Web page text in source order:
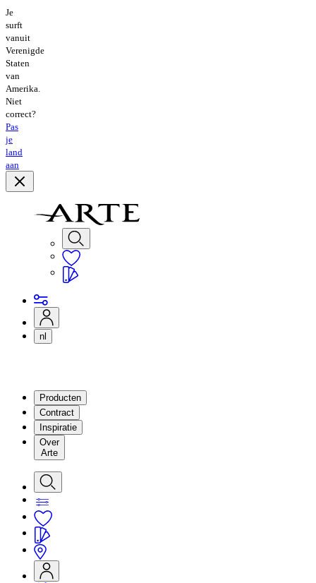
Je
surft
vanuit
Verenigde
Staten
van
Amerika.
Niet
correct?
Pas
je
land
aan
nl
Producten
Contract
Inspiratie
Over
Arte